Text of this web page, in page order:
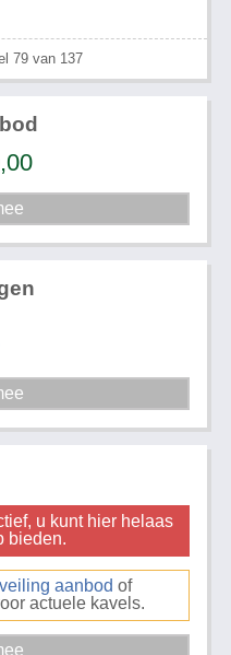
79 van 137
u kunt hier helaas
bieden.
aanbod of
actuele kavels.